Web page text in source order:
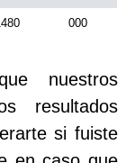
000
nuestros
resultados
si fuiste